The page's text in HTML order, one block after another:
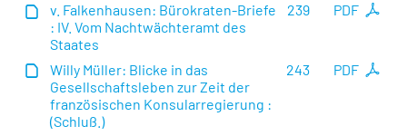
PDF
239
v. Falkenhausen: Bürokraten-Briefe
: IV. Vom Nachtwächteramt des
Staates
PDF
243
Willy Müller: Blicke in das
Gesellschaftsleben zur Zeit der
französischen Konsularregierung :
(Schluß.)